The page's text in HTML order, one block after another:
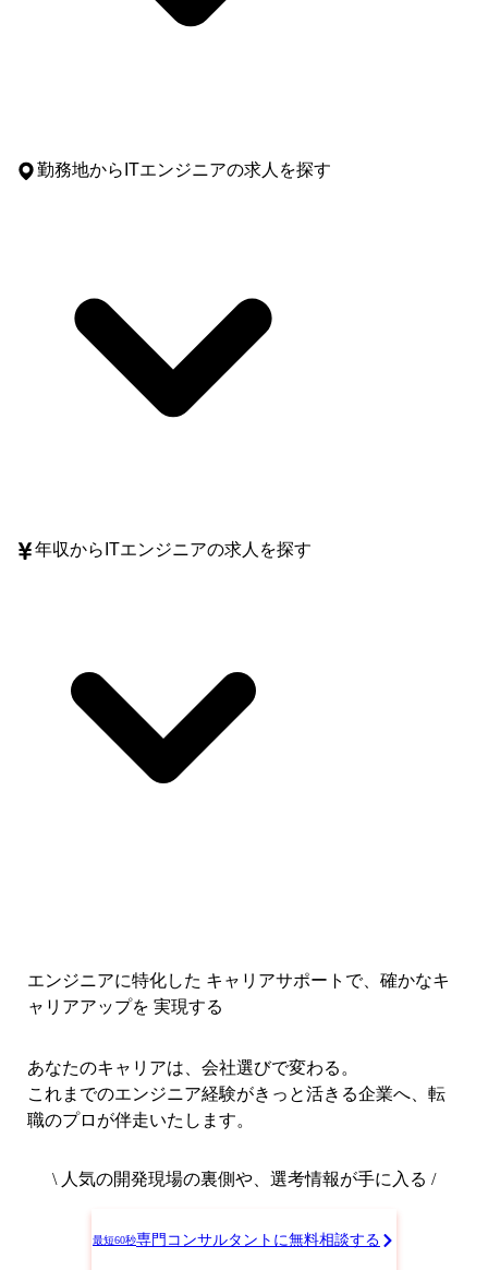
勤務地からITエンジニアの求人を探す
年収からITエンジニアの求人を探す
エンジニアに特化した キャリアサポートで、 確かなキ
ャリアアップを 実現する
あなたのキャリアは、会社選びで変わる。
これまでのエンジニア経験がきっと活きる企業へ、転
職のプロが伴走いたします。
\ 人気の開発現場の裏側や、選考情報が手に入る /
最短60秒専門コンサルタントに無料相談する